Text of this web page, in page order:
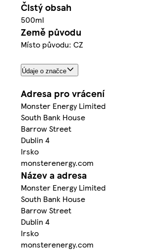
Čistý obsah
500ml
Země původu
Místo původu: CZ
Údaje o značce
Adresa pro vrácení
Monster Energy Limited
South Bank House
Barrow Street
Dublin 4
Irsko
monsterenergy.com
Název a adresa
Monster Energy Limited
South Bank House
Barrow Street
Dublin 4
Irsko
monsterenergy.com